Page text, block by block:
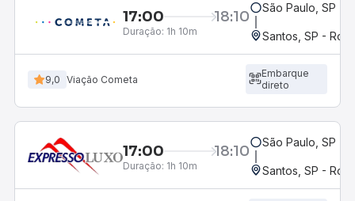
17:00 18:10
Duração: 1h 10m
São Paulo, SP -
Santos, SP -
9,0 Viação Cometa
Embarque
direto
17:00 18:10
Duração: 1h 10m
São Paulo, SP -
Santos, SP -